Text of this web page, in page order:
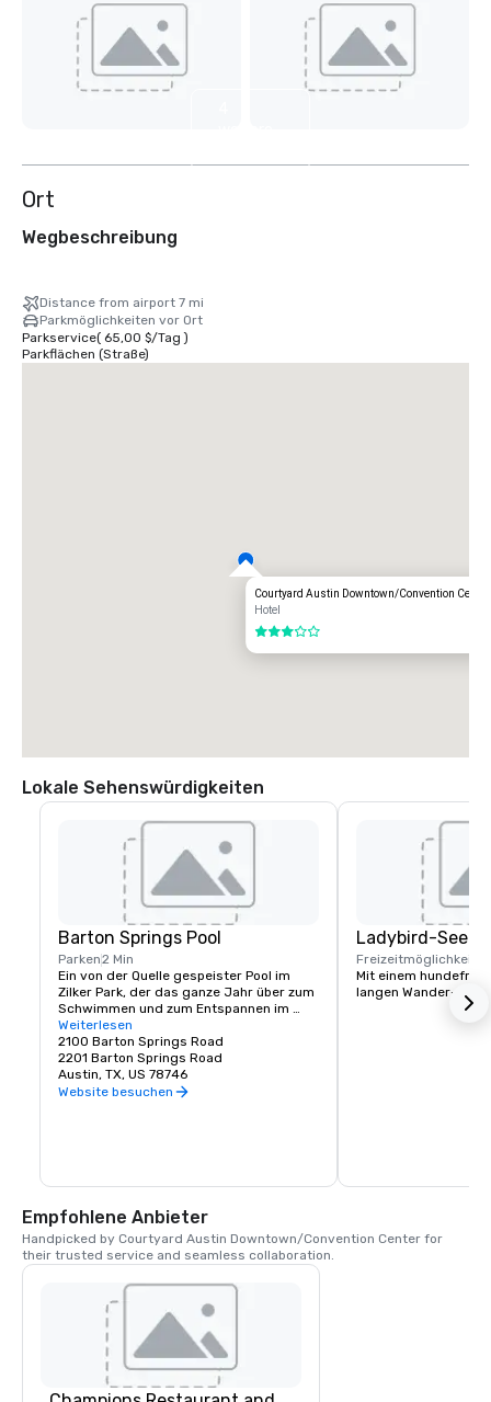
Ort
Wegbeschreibung
Distance from airport 7 mi
Parkmöglichkeiten vor Ort
Parkservice( 65,00 $/Tag )
Parkflächen (Straße)
Courtyard Austin Downtown/Convention Center
Hotel
3 von 5
Lokale Sehenswürdigkeiten
Barton Springs Pool
Parken2 Min
Ein von der Quelle gespeister Pool im
Zilker Park, der das ganze Jahr über zum
Schwimmen und zum Entspannen im
Freien beliebt ist.
Weiterlesen
2100 Barton Springs Road
2201 Barton Springs Road
Austin, TX, US 78746
Website besuchen
Ladybird-See
Freizeitmöglichkeiten
Mit einem
langen Wander- und
Empfohlene Anbieter
Handpicked by Courtyard Austin Downtown/Convention Center for
their trusted service and seamless collaboration.